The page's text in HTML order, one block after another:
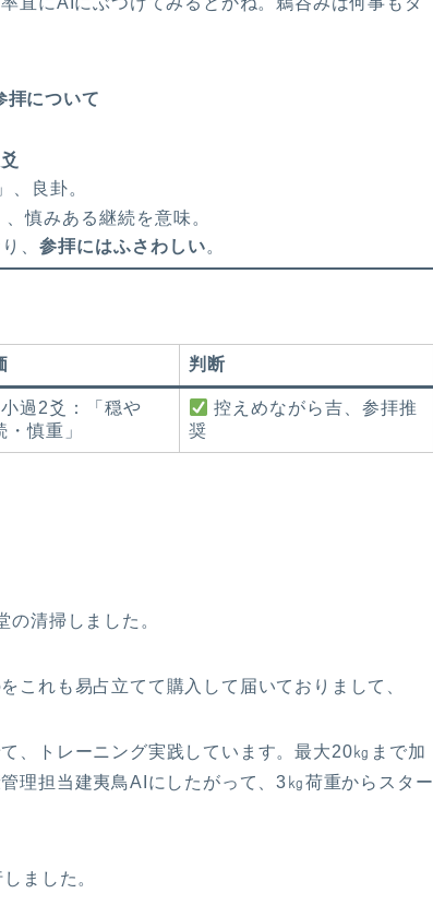
拝について
、良卦。
慎みある継続を意味。
、参拝にはふさわしい。
判断
過2爻：「穏や
慎重」
控えめながら吉、参拝推
奨
清掃しました。
れも易占立てて購入して届いておりまして、
、トレーニング実践しています。最大20㎏まで加
理担当建夷鳥AIにしたがって、3㎏荷重からスター
ました。